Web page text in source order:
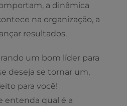
a dinâmica
na organização, a
resultados.
um bom líder para
deseja se tornar um,
para você!
entenda qual é a